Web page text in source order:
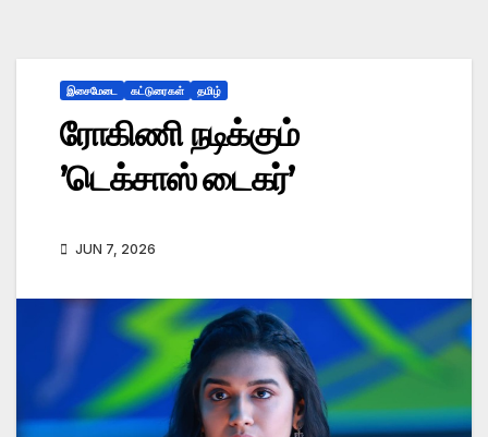
இசைமேடை கட்டுரைகள் தமிழ்
ரோகிணி நடிக்கும்
’டெக்சாஸ் டைகர்’
JUN 7, 2026